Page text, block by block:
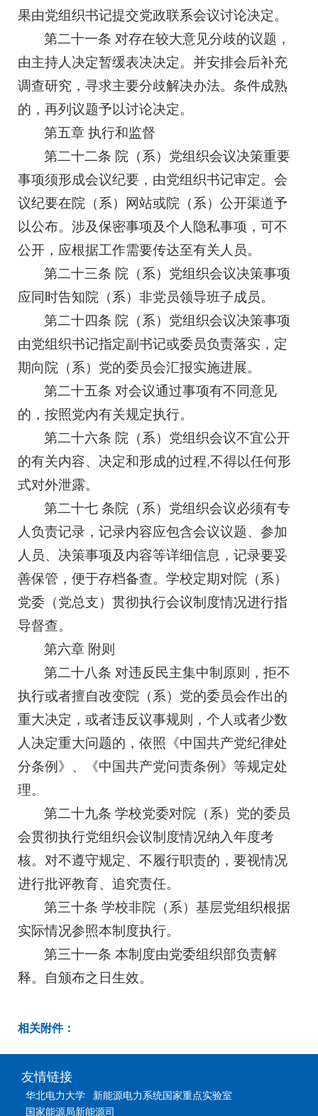
果由党组织书记提交党政联系会议讨论决定。
第二十一条 对存在较大意见分歧的议题，
由主持人决定暂缓表决决定。并安排会后补充
调查研究，寻求主要分歧解决办法。条件成熟
的，再列议题予以讨论决定。
第五章 执行和监督
第二十二条 院（系）党组织会议决策重要
事项须形成会议纪要，由党组织书记审定。会
议纪要在院（系）网站或院（系）公开渠道予
以公布。涉及保密事项及个人隐私事项，可不
公开，应根据工作需要传达至有关人员。
第二十三条 院（系）党组织会议决策事项
应同时告知院（系）非党员领导班子成员。
第二十四条 院（系）党组织会议决策事项
由党组织书记指定副书记或委员负责落实，定
期向院（系）党的委员会汇报实施进展。
第二十五条 对会议通过事项有不同意见
的，按照党内有关规定执行。
第二十六条 院（系）党组织会议不宜公开
的有关内容、决定和形成的过程,不得以任何形
式对外泄露。
第二十七 条院（系）党组织会议必须有专
人负责记录，记录内容应包含会议议题、参加
人员、决策事项及内容等详细信息，记录要妥
善保管，便于存档备查。学校定期对院（系）
党委（党总支）贯彻执行会议制度情况进行指
导督查。
第六章 附则
第二十八条 对违反民主集中制原则，拒不
执行或者擅自改变院（系）党的委员会作出的
重大决定，或者违反议事规则，个人或者少数
人决定重大问题的，依照《中国共产党纪律处
分条例》、《中国共产党问责条例》等规定处
理。
第二十九条 学校党委对院（系）党的委员
会贯彻执行党组织会议制度情况纳入年度考
核。对不遵守规定、不履行职责的，要视情况
进行批评教育、追究责任。
第三十条 学校非院（系）基层党组织根据
实际情况参照本制度执行。
第三十一条 本制度由党委组织部负责解
释。自颁布之日生效。
相关附件：
友情链接
华北电力大学
新能源电力系统国家重点实验室
国家能源局新能源司